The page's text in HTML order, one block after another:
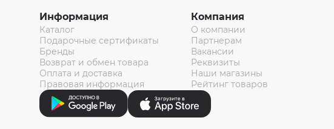
Информация
Каталог
Подарочные сертификаты
Бренды
Возврат и обмен товара
Оплата и доставка
Правовая информация
Компания
О компании
Партнерам
Вакансии
Реквизиты
Наши магазины
Рейтинг товаров